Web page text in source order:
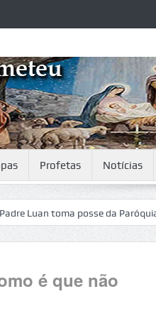
Profetas Notícias
toma posse da Paróquia
é que não